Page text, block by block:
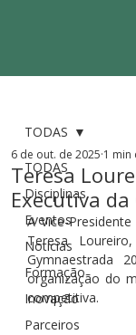
TODAS
Disciplinas
Eventos
Notícias
Formação
Inovação
Parceiros
TODAS
Teresa
Executiva
6 de out. de 2025 1 min
A Vice-
Teresa
Gymnaestrada
organização do
competitiva.